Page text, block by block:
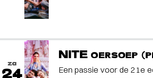
za
24
NITE OERSOEP
Een passie voor de 21e